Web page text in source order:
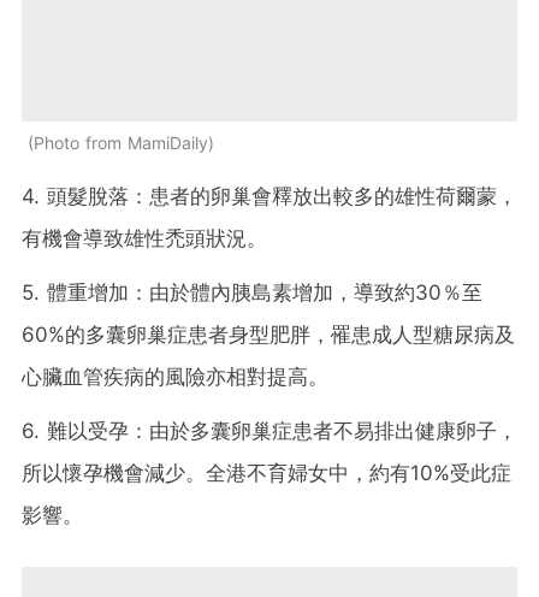
Photo from MamiDaily
4. 頭髮脫落：患者的卵巢會釋放出較多的雄性荷爾蒙，
有機會導致雄性禿頭狀況。
5. 體重增加：由於體內胰島素增加，導致約30％至
60%的多囊卵巢症患者身型肥胖，罹患成人型糖尿病及
心臟血管疾病的風險亦相對提高。
6. 難以受孕：由於多囊卵巢症患者不易排出健康卵子，
所以懷孕機會減少。全港不育婦女中，約有10%受此症
影響。